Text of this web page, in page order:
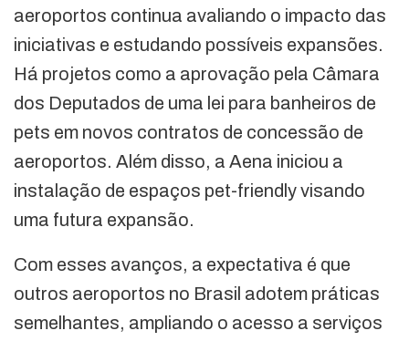
aeroportos continua avaliando o impacto das
iniciativas e estudando possíveis expansões.
Há projetos como a aprovação pela Câmara
dos Deputados de uma lei para banheiros de
pets em novos contratos de concessão de
aeroportos. Além disso, a Aena iniciou a
instalação de espaços pet-friendly visando
uma futura expansão.
Com esses avanços, a expectativa é que
outros aeroportos no Brasil adotem práticas
semelhantes, ampliando o acesso a serviços